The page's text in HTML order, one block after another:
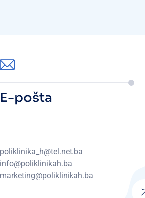
E-pošta
poliklinika_h@tel.net.ba
info@poliklinikah.ba
marketing@poliklinikah.ba